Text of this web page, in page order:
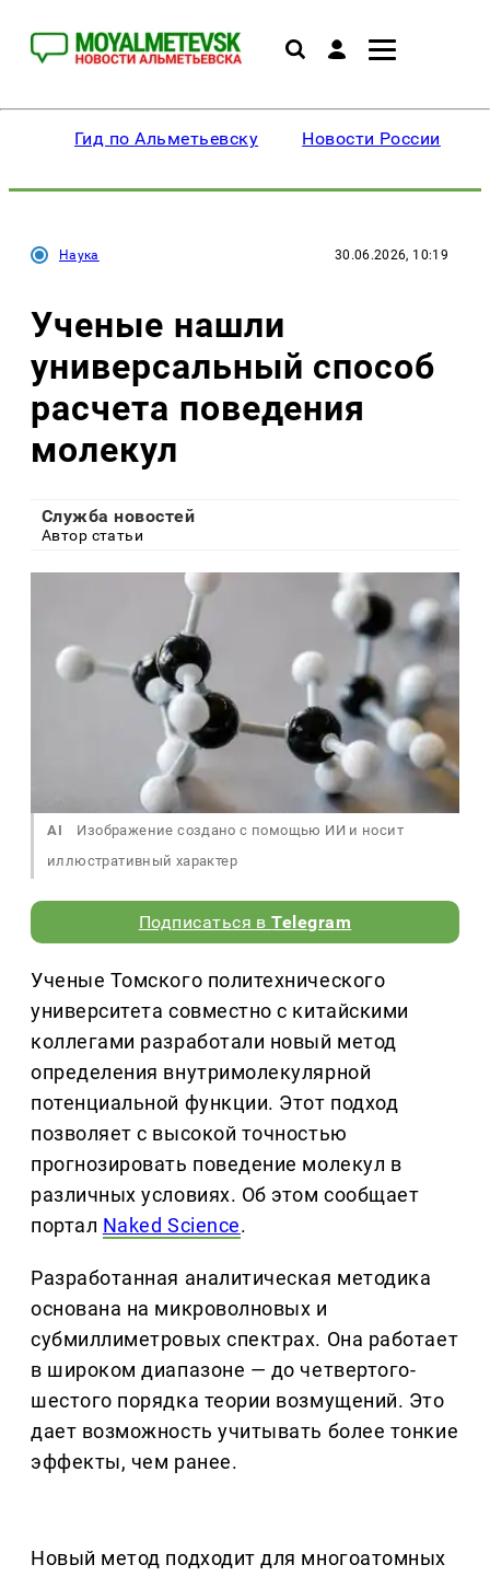
Гид по Альметьевску Новости России
Наука 30.06.2026, 10:19
Ученые нашли
универсальный способ
расчета поведения
молекул
Служба новостей
Автор статьи
AI
Изображение создано с помощью ИИ и носит
иллюстративный характер
Подписаться вTelegram
Ученые Томского политехнического
университета совместно с китайскими
коллегами разработали новый метод
определения внутримолекулярной
потенциальной функции. Этот подход
позволяет с высокой точностью
прогнозировать поведение молекул в
различных условиях. Об этом сообщает
портал Naked Science.
Разработанная аналитическая методика
основана на микроволновых и
субмиллиметровых спектрах. Она работает
в широком диапазоне — до четвертого-
шестого порядка теории возмущений. Это
дает возможность учитывать более тонкие
эффекты, чем ранее.
Новый метод подходит для многоатомных